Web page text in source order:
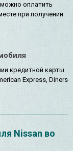
оплатить
при получении
кредитной карты
Express, Diners
Nissan во